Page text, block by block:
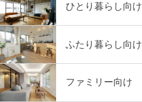
ひとり暮らし向け
ふたり暮らし向け
ファミリー向け